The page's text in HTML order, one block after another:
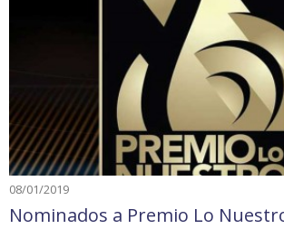
08/01/2019
Nominados a Premio Lo